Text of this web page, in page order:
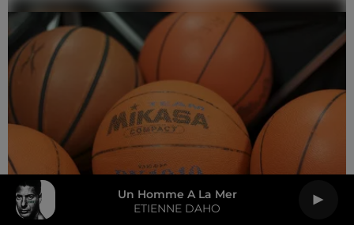
Un Homme A La Mer
ETIENNE DAHO